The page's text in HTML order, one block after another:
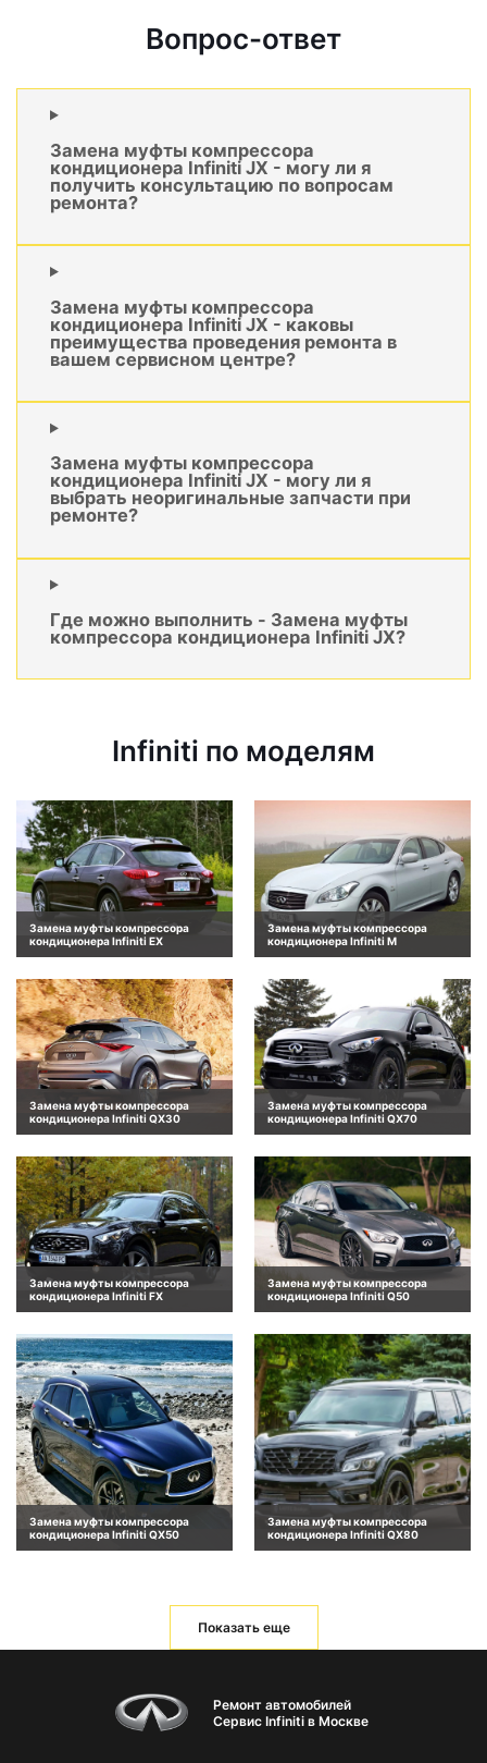
Вопрос-ответ
Замена муфты компрессора
кондиционера Infiniti JX - могу ли я
получить консультацию по вопросам
ремонта?
Замена муфты компрессора
кондиционера Infiniti JX - каковы
преимущества проведения ремонта в
вашем сервисном центре?
Замена муфты компрессора
кондиционера Infiniti JX - могу ли я
выбрать неоригинальные запчасти при
ремонте?
Где можно выполнить - Замена муфты
компрессора кондиционера Infiniti JX?
Infiniti по моделям
Замена муфты компрессора
кондиционера Infiniti EX
Замена муфты компрессора
кондиционера Infiniti M
Замена муфты компрессора
кондиционера Infiniti QX30
Замена муфты компрессора
кондиционера Infiniti QX70
Замена муфты компрессора
кондиционера Infiniti FX
Замена муфты компрессора
кондиционера Infiniti Q50
Замена муфты компрессора
кондиционера Infiniti QX50
Замена муфты компрессора
кондиционера Infiniti QX80
Показать еще
Ремонт автомобилей
Сервис Infiniti в Москве